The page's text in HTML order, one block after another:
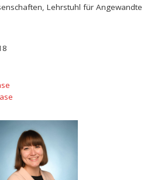
Lehrstuhl für Angewandte